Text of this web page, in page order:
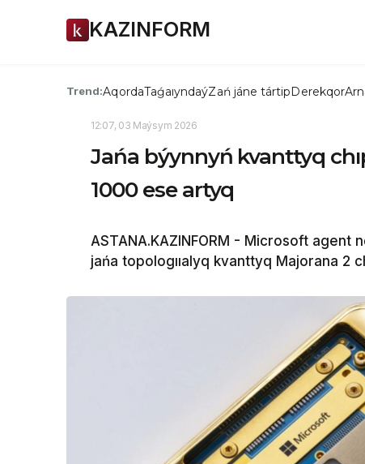
KAZINFORM
Trend:AqordaTaǵaıyndaýZań jáne tártipDerekqor
12:07, 03 Maýsym 2026
Jańa býynnyń kvanttyq
1000 ese artyq
ASTANA.KAZINFORM - Microsoft agent
jańa topologııalyq kvanttyq Majorana 2